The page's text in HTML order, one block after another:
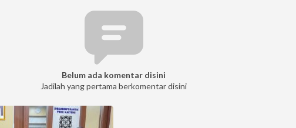
Belum ada komentar disini
Jadilah yang pertama berkomentar disini